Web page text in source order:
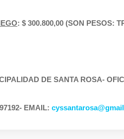
: $ 300.800,00 (SON PESOS:
DE SANTA ROSA-
EMAIL: